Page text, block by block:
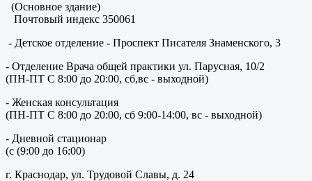
(Основное здание)
Почтовый индекс 350061
- Детское отделение - Проспект Писателя Знаменского, 3
- Отделение Врача общей практики ул. Парусная, 10/2
(ПН-ПТ С 8:00 до 20:00, сб,вс - выходной)
- Женская консультация
(ПН-ПТ С 8:00 до 20:00, сб 9:00-14:00, вс - выходной)
- Дневной стационар
(с (9:00 до 16:00)
г. Краснодар, ул. Трудовой Славы, д. 24